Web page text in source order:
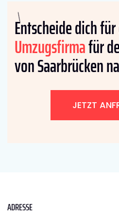
Entscheide dich
Umzugsfirmafür
von Saarbrücken
JETZT
ADRESSE